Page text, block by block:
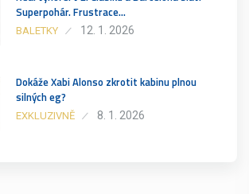
Superpohár. Frustrace…
BALETKY 12. 1. 2026
Dokáže Xabi Alonso zkrotit kabinu plnou
silných eg?
EXKLUZIVNĚ 8. 1. 2026